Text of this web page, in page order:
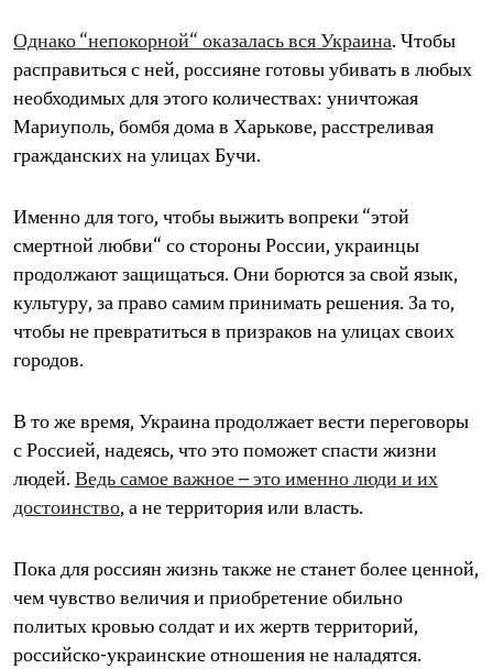
Однако “непокорной“ оказалась вся Украина. Чтобы
расправиться с ней, россияне готовы убивать в любых
необходимых для этого количествах: уничтожая
Мариуполь, бомбя дома в Харькове, расстреливая
гражданских на улицах Бучи.
Именно для того, чтобы выжить вопреки “этой
смертной любви“ со стороны России, украинцы
продолжают защищаться. Они борются за свой язык,
культуру, за право самим принимать решения. За то,
чтобы не превратиться в призраков на улицах своих
городов.
В то же время, Украина продолжает вести переговоры
с Россией, надеясь, что это поможет спасти жизни
людей. Ведь самое важное – это именно люди и их
достоинство, а не территория или власть.
Пока для россиян жизнь также не станет более ценной,
чем чувство величия и приобретение обильно
политых кровью солдат и их жертв территорий,
российско-украинские отношения не наладятся.